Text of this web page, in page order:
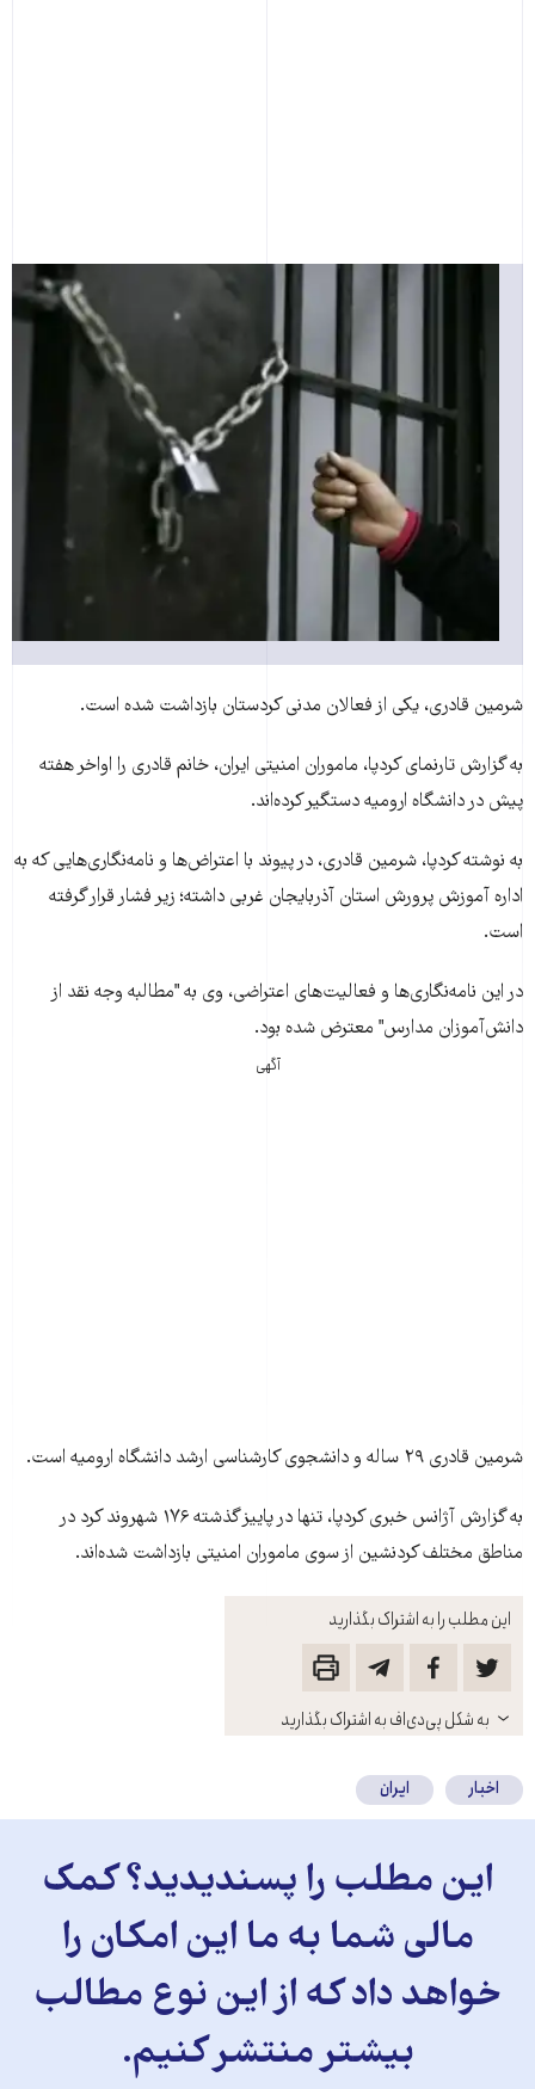
این مطلب را به اشتراک بگذارید
باز
کنید
به شکل پی‌دی‌اف به اشتراک بگذارید
شرمین قادری، یکی از فعالان مدنی کردستان بازداشت شده است.
به گزارش تارنمای کردپا، ماموران امنیتی ایران، خانم قادری را اواخر هفته
پیش در دانشگاه ارومیه دستگیر کرده‌اند.
به نوشته کردپا، شرمین قادری، در پیوند با اعتراض‌ها و نامه‌نگاری‌هایی که به
اداره آموزش پرورش استان آذربایجان غربی داشته؛ زیر فشار قرار گرفته
است.
در این نامه‌نگاری‌ها و فعالیت‌های اعتراضی، وی به "مطالبه وجه نقد از
دانش‌آموزان مدارس" معترض شده بود.
آگهی
شرمین قادری ۲۹ ساله و دانشجوی کارشناسی ارشد دانشگاه ارومیه است.
به گزارش آژانس خبری کردپا، تنها در پاییز گذشته ۱۷۶ شهروند کرد در
مناطق مختلف کرد‌نشین از سوی ماموران امنیتی بازداشت شده‌اند.
اخبار ایران
این مطلب را پسندیدید؟ کمک
مالی شما به ما این امکان را
خواهد داد که از این نوع مطالب
بیشتر منتشر کنیم.